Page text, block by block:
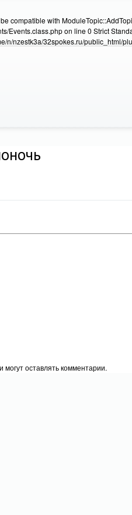
compatible with
Events.class.php on line 0 Strict
n/nzestk3a/32spokes.ru/public_html/
оставлять комментарии.